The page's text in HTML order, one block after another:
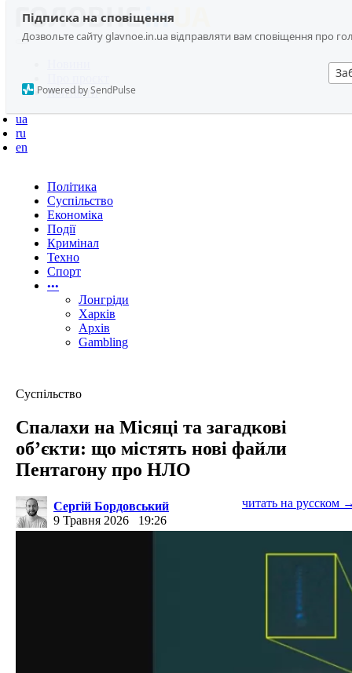
Підписка на сповіщення
Дозвольте сайту glavnoe.in.ua відправляти вам сповіщення про
Powered by SendPulse
Контакти
ua
ru
en
Політика
Суспільство
Економіка
Події
Кримінал
Техно
Спорт
•••
Лонгріди
Харків
Архів
Gambling
Суспільство
Спалахи на Місяці та загадкові
об’єкти: що містять нові файли
Пентагону про НЛО
Сергій Бордовський
9 Травня 2026
19:26
читать на русском